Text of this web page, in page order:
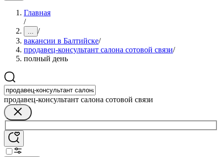
Главная
/
... /
вакансии в Балтийске/
продавец-консультант салона сотовой связи/
полный день
продавец-консультант салона сотовой связи